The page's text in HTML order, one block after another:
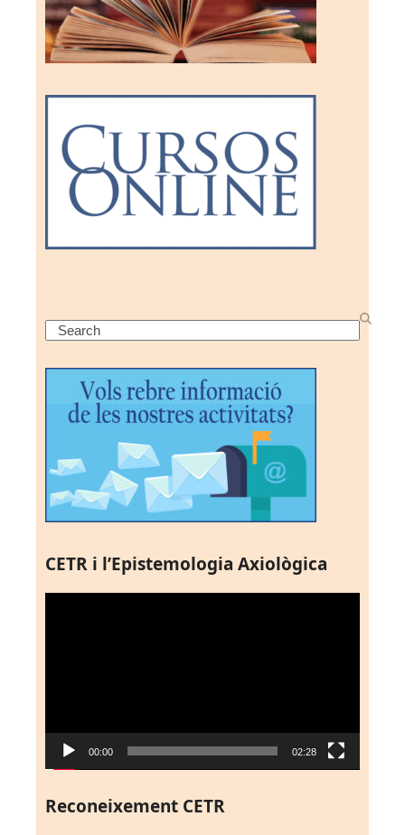
Search
CETR i l’Epistemologia Axiològica
00:00 02:28
Reconeixement CETR